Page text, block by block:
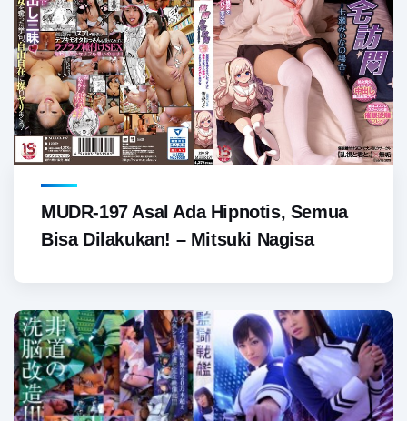
MUDR-197 Asal Ada Hipnotis, Semua
Bisa Dilakukan! – Mitsuki Nagisa